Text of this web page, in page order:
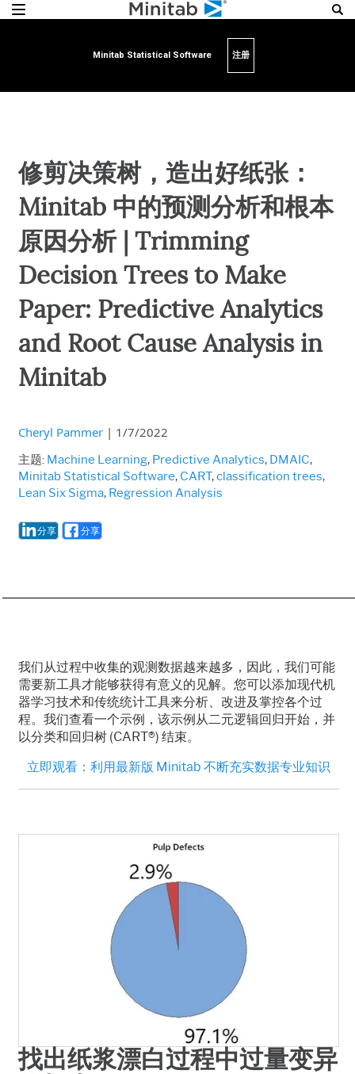
Minitab Statistical Software 注册
修剪决策树，造出好纸张：
Minitab 中的预测分析和根本
原因分析 | Trimming
Decision Trees to Make
Paper: Predictive Analytics
and Root Cause Analysis in
Minitab
Cheryl Pammer | 1/7/2022
主题: Machine Learning, Predictive Analytics, DMAIC,
Minitab Statistical Software, CART,classification trees,
Lean Six Sigma, Regression Analysis
分享 分享
我们从过程中收集的观测数据越来越多，因此，我们可能
需要新工具才能够获得有意义的见解。您可以添加现代机
器学习技术和传统统计工具来分析、改进及掌控各个过
程。我们查看一个示例，该示例从二元逻辑回归开始，并
以分类和回归树 (CART®) 结束。
立即观看： 利用最新版 Minitab 不断充实数据专业知识
找出纸浆漂白过程中过量变异